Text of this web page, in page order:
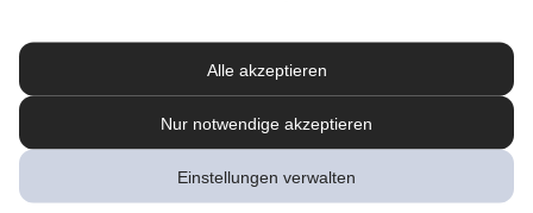
Alle akzeptieren
Nur notwendige akzeptieren
Einstellungen verwalten
Melden Sie sich hier an und sichern Sie
sich Ihren 10% Gutschein* für unsere
Apotheke